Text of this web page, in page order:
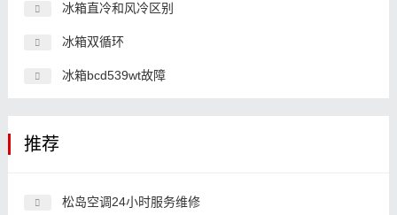
冰箱直冷和风冷区别
冰箱双循环
冰箱bcd539wt故障
推荐
松岛空调24小时服务维修